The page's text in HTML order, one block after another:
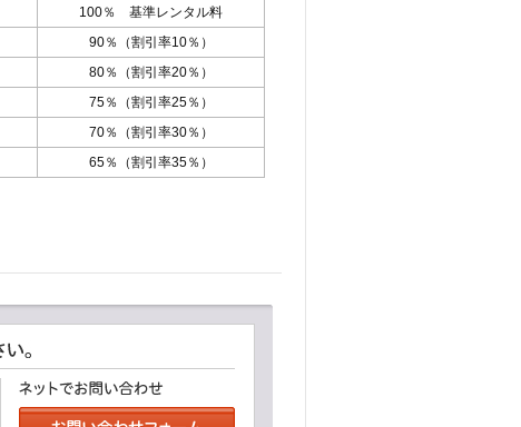
100％ 基準レンタル料
90％（割引率10％）
80％（割引率20％）
75％（割引率25％）
70％（割引率30％）
65％（割引率35％）